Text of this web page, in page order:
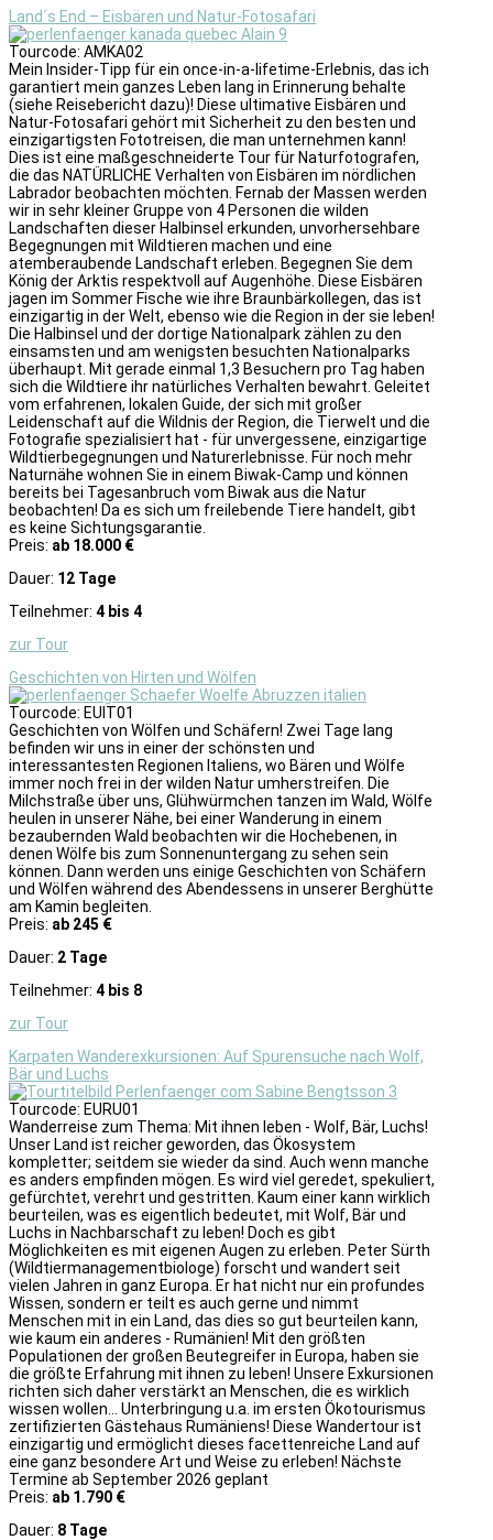
Land´s End – Eisbären und Natur-Fotosafari
Tourcode: AMKA02
Mein Insider-Tipp für ein once-in-a-lifetime-Erlebnis, das ich
garantiert mein ganzes Leben lang in Erinnerung behalte
(siehe Reisebericht dazu)! Diese ultimative Eisbären und
Natur-Fotosafari gehört mit Sicherheit zu den besten und
einzigartigsten Fototreisen, die man unternehmen kann!
Dies ist eine maßgeschneiderte Tour für Naturfotografen,
die das NATÜRLICHE Verhalten von Eisbären im nördlichen
Labrador beobachten möchten. Fernab der Massen werden
wir in sehr kleiner Gruppe von 4 Personen die wilden
Landschaften dieser Halbinsel erkunden, unvorhersehbare
Begegnungen mit Wildtieren machen und eine
atemberaubende Landschaft erleben. Begegnen Sie dem
König der Arktis respektvoll auf Augenhöhe. Diese Eisbären
jagen im Sommer Fische wie ihre Braunbärkollegen, das ist
einzigartig in der Welt, ebenso wie die Region in der sie leben!
Die Halbinsel und der dortige Nationalpark zählen zu den
einsamsten und am wenigsten besuchten Nationalparks
überhaupt. Mit gerade einmal 1,3 Besuchern pro Tag haben
sich die Wildtiere ihr natürliches Verhalten bewahrt. Geleitet
vom erfahrenen, lokalen Guide, der sich mit großer
Leidenschaft auf die Wildnis der Region, die Tierwelt und die
Fotografie spezialisiert hat - für unvergessene, einzigartige
Wildtierbegegnungen und Naturerlebnisse. Für noch mehr
Naturnähe wohnen Sie in einem Biwak-Camp und können
bereits bei Tagesanbruch vom Biwak aus die Natur
beobachten! Da es sich um freilebende Tiere handelt, gibt
es keine Sichtungsgarantie.
Preis: ab 18.000 €
Dauer: 12 Tage
Teilnehmer: 4 bis 4
zur Tour
Geschichten von Hirten und Wölfen
Tourcode: EUIT01
Geschichten von Wölfen und Schäfern! Zwei Tage lang
befinden wir uns in einer der schönsten und
interessantesten Regionen Italiens, wo Bären und Wölfe
immer noch frei in der wilden Natur umherstreifen. Die
Milchstraße über uns, Glühwürmchen tanzen im Wald, Wölfe
heulen in unserer Nähe, bei einer Wanderung in einem
bezaubernden Wald beobachten wir die Hochebenen, in
denen Wölfe bis zum Sonnenuntergang zu sehen sein
können. Dann werden uns einige Geschichten von Schäfern
und Wölfen während des Abendessens in unserer Berghütte
am Kamin begleiten.
Preis: ab 245 €
Dauer: 2 Tage
Teilnehmer: 4 bis 8
zur Tour
Karpaten Wanderexkursionen: Auf Spurensuche nach Wolf,
Bär und Luchs
Tourcode: EURU01
Wanderreise zum Thema: Mit ihnen leben - Wolf, Bär, Luchs!
Unser Land ist reicher geworden, das Ökosystem
kompletter; seitdem sie wieder da sind. Auch wenn manche
es anders empfinden mögen. Es wird viel geredet, spekuliert,
gefürchtet, verehrt und gestritten. Kaum einer kann wirklich
beurteilen, was es eigentlich bedeutet, mit Wolf, Bär und
Luchs in Nachbarschaft zu leben! Doch es gibt
Möglichkeiten es mit eigenen Augen zu erleben. Peter Sürth
(Wildtiermanagementbiologe) forscht und wandert seit
vielen Jahren in ganz Europa. Er hat nicht nur ein profundes
Wissen, sondern er teilt es auch gerne und nimmt
Menschen mit in ein Land, das dies so gut beurteilen kann,
wie kaum ein anderes - Rumänien! Mit den größten
Populationen der großen Beutegreifer in Europa, haben sie
die größte Erfahrung mit ihnen zu leben! Unsere Exkursionen
richten sich daher verstärkt an Menschen, die es wirklich
wissen wollen... Unterbringung u.a. im ersten Ökotourismus
zertifizierten Gästehaus Rumäniens! Diese Wandertour ist
einzigartig und ermöglicht dieses facettenreiche Land auf
eine ganz besondere Art und Weise zu erleben! Nächste
Termine ab September 2026 geplant
Preis: ab 1.790 €
Dauer: 8 Tage